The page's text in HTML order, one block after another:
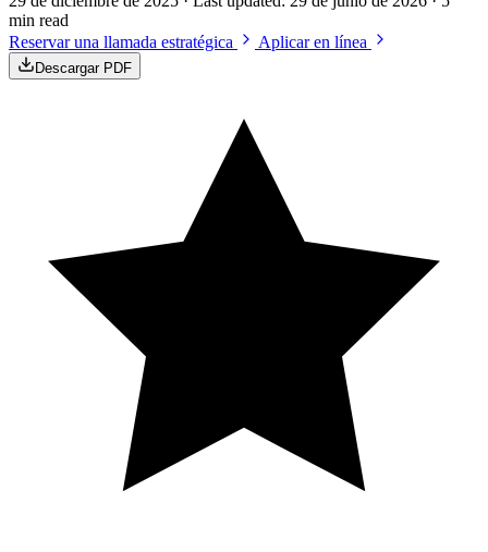
min read
Reservar una llamada estratégica
Aplicar en línea
Descargar PDF